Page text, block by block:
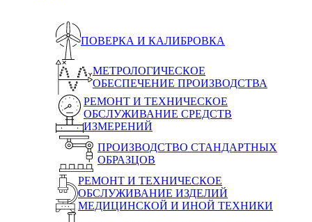
ПОВЕРКА И КАЛИБРОВКА
МЕТРОЛОГИЧЕСКОЕ
ОБЕСПЕЧЕНИЕ ПРОИЗВОДСТВА
РЕМОНТ И ТЕХНИЧЕСКОЕ
ОБСЛУЖИВАНИЕ СРЕДСТВ
ИЗМЕРЕНИЙ
ПРОИЗВОДСТВО СТАНДАРТНЫХ
ОБРАЗЦОВ
РЕМОНТ И ТЕХНИЧЕСКОЕ
ОБСЛУЖИВАНИЕ ИЗДЕЛИЙ
МЕДИЦИНСКОЙ И ИНОЙ ТЕХНИКИ